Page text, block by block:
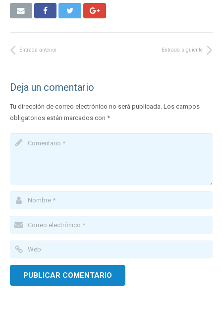
Entrada anterior Entrada siguiente
Deja un comentario
Tu dirección de correo electrónico no será publicada.Los campos
obligatorios están marcados con *